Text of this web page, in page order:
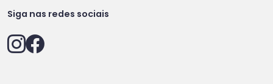
Siga nas redes sociais